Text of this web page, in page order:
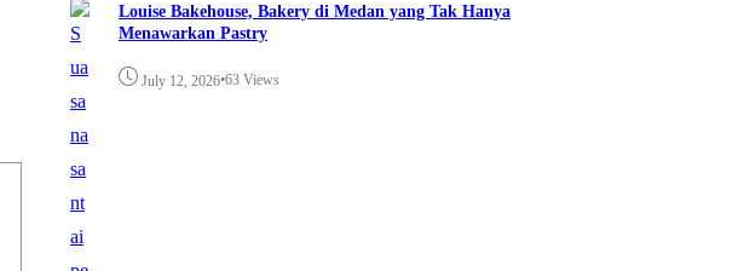
Louise Bakehouse, Bakery di Medan yang Tak Hanya
Menawarkan Pastry
July 12, 2026•63 Views